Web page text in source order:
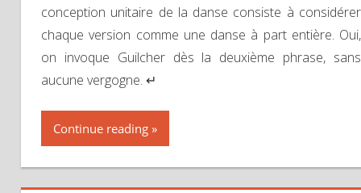
conception unitaire de la danse consiste à considérer
chaque version comme une danse à part entière. Oui,
on invoque Guilcher dès la deuxième phrase, sans
aucune vergogne. ↵
Continue reading